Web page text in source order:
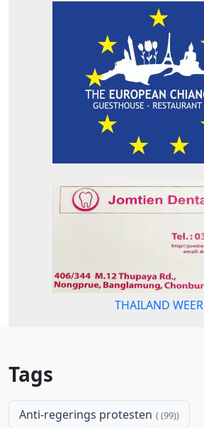
THAILAND WEER
Tags
Anti-regerings protesten (99)